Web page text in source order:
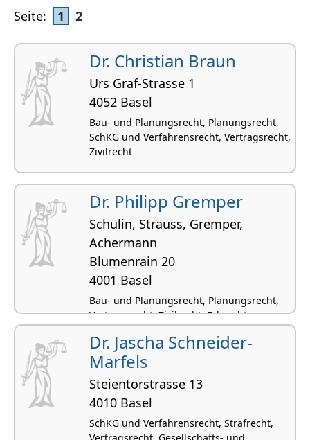
Seite: 1 2
Dr. Christian Braun
Urs Graf-Strasse 1
4052 Basel
Bau- und Planungsrecht, Planungsrecht,
SchKG und Verfahrensrecht, Vertragsrecht,
Zivilrecht
Dr. Philipp Gremper
Schülin, Strauss, Gremper,
Achermann
Blumenrain 20
4001 Basel
Bau- und Planungsrecht, Planungsrecht,
Vertragsrecht, Zivilrecht, Erbrecht
Dr. Jascha Schneider-
Marfels
Steientorstrasse 13
4010 Basel
SchKG und Verfahrensrecht, Strafrecht,